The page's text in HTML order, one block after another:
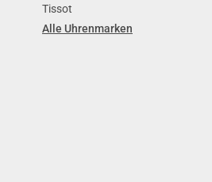
Tissot
Alle Uhrenmarken